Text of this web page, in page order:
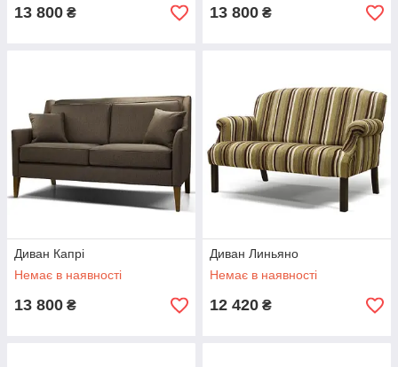
13 800 ₴ 13 800 ₴
Диван Капрі
Немає в наявності
13 800 ₴
Диван Линьяно
Немає в наявності
12 420 ₴